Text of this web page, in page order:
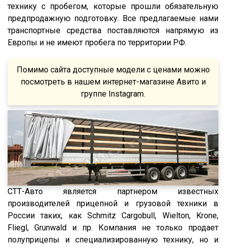
МТЗ
ХТЗ
Meusburger
ГАЗ
Isuzu
Lonking
FH440
FMX
FM
TGS
TGA
XF95
XF105
XF106
XG
X3000
X6000
Stralis
Premium
технику с пробегом, которые прошли обязательную
предпродажную подготовку. Все предлагаемые нами
транспортные средства поставляются напрямую из
Европы и не имеют пробега по территории РФ.
Помимо сайта доступные модели с ценами можно
посмотреть в нашем интернет-магазине Авито и
группе Instagram.
СТТ-Авто является партнером известных
производителей прицепной и грузовой техники в
России таких, как Schmitz Cargobull, Wielton, Krone,
Fliegl, Grunwald и пр. Компания не только продает
полуприцепы и специализированную технику, но и